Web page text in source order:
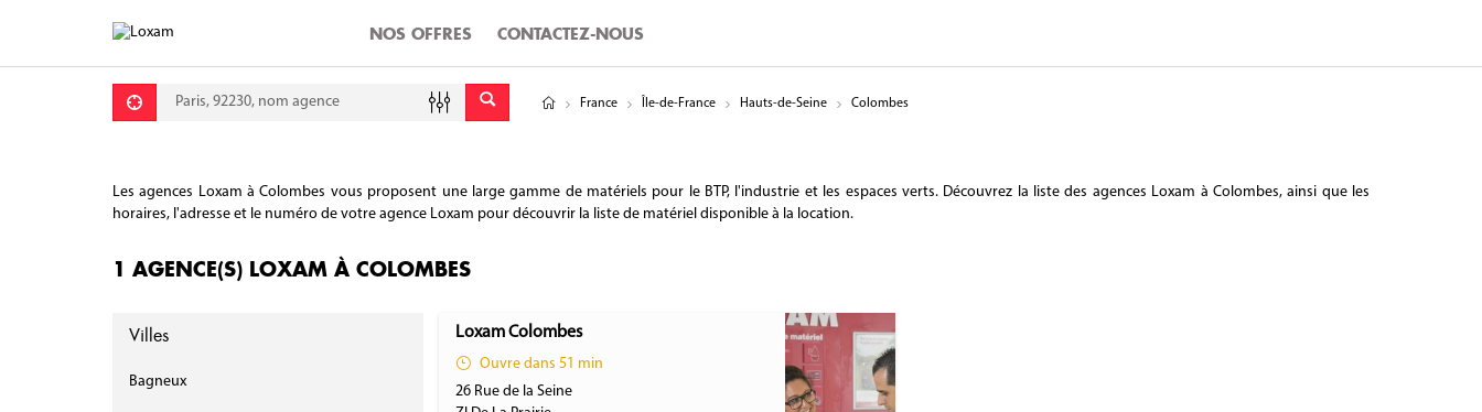
NOS OFFRES CONTACTEZ-NOUS
Requête Latitude
Longitude
France Île-de-France Hauts-de-Seine Colombes
Les agences Loxam à Colombes vous proposent une large gamme de matériels pour le BTP, l'industrie et les espaces verts. Découvrez la liste des agences Loxam à Colombes, ainsi que les
horaires, l'adresse et le numéro de votre agence Loxam pour découvrir la liste de matériel disponible à la location.
1 AGENCE(S) LOXAM À COLOMBES
Villes
Bagneux
Loxam Colombes
Ouvre dans 51 min
26 Rue de la Seine